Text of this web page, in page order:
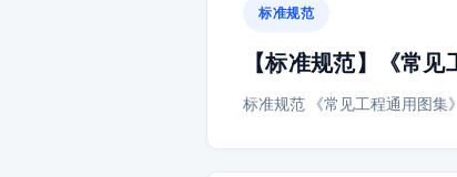
标准规范
【标准规范】《常
标准规范 《常见工程通用图集